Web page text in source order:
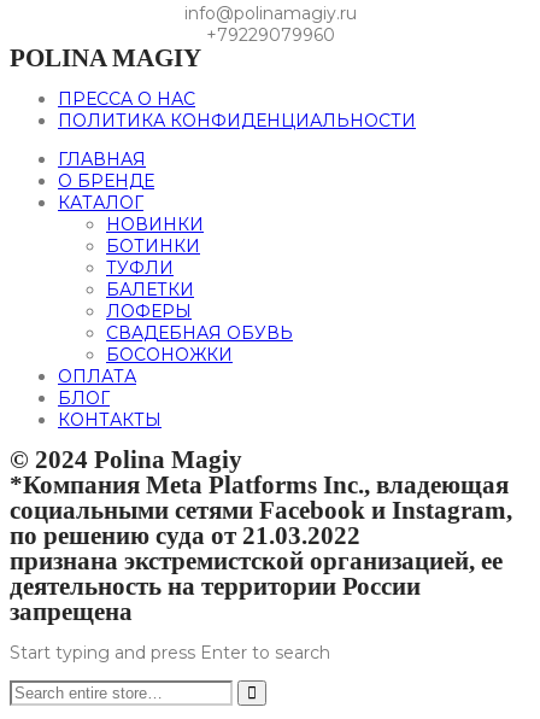
info@polinamagiy.ru
+79229079960
POLINA MAGIY
ПРЕССА О НАС
ПОЛИТИКА КОНФИДЕНЦИАЛЬНОСТИ
ГЛАВНАЯ
О БРЕНДЕ
КАТАЛОГ
НОВИНКИ
БОТИНКИ
ТУФЛИ
БАЛЕТКИ
ЛОФЕРЫ
СВАДЕБНАЯ ОБУВЬ
БОСОНОЖКИ
ОПЛАТА
БЛОГ
КОНТАКТЫ
© 2024 Polina Magiy
*Компания Meta Platforms Inc., владеющая
социальными сетями Facebook и Instagram,
по решению суда от 21.03.2022
признана экстремистской организацией, ее
деятельность на территории России
запрещена
Start typing and press Enter to search